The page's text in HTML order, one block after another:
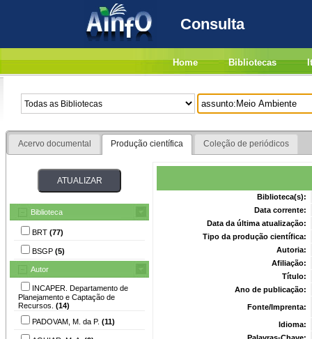
Consulta
Home Bibliotecas
Acervo documental Produção científica Coleção de periódicos
Biblioteca
BRT (77)
BSGP (5)
Autor
INCAPER. Departamento de
Planejamento e Captação de
Recursos. (14)
PADOVAM, M. da P. (11)
Biblioteca(s):
Data corrente:
Data da última atualização:
Tipo da produção científica:
Autoria:
Afiliação:
Título:
Ano de publicação:
Fonte/Imprenta:
Idioma:
Palavras-Chave: